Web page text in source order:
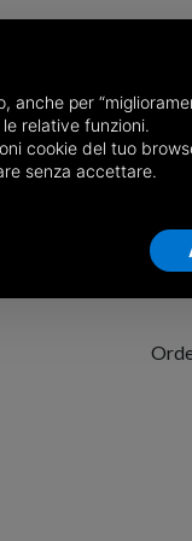
anche per
relative funzioni.
cookie del tuo
senza accettare.